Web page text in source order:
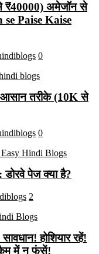
₹40000) अमेजॉन से
Paise Kaise
0
आसान तरीके (10K से
0
पेज क्या है?
2
होशियार रहें!
में न फंसें!